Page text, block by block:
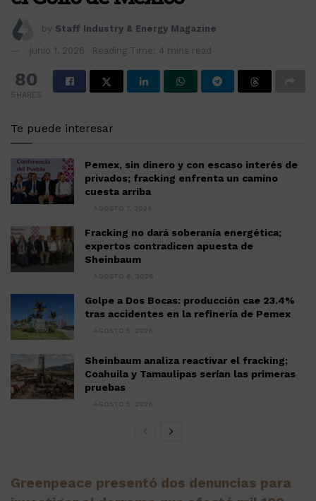
by Staff Industry & Energy Magazine
junio 1, 2026 Reading Time: 4 mins read
80
SHARES
Te puede interesar
Pemex, sin dinero y con escaso interés de
privados; fracking enfrenta un camino
cuesta arriba
AGOSTO 7, 2026
Fracking no dará soberanía energética;
expertos contradicen apuesta de
Sheinbaum
AGOSTO 6, 2026
Golpe a Dos Bocas: producción cae 23.4%
tras accidentes en la refinería de Pemex
AGOSTO 5, 2026
Sheinbaum analiza reactivar el fracking;
Coahuila y Tamaulipas serían las primeras
pruebas
AGOSTO 5, 2026
Greenpeace presentó dos denuncias para